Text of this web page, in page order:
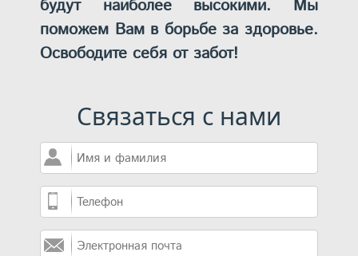
будут наиболее высокими. Мы
поможем Вам в борьбе за здоровье.
Освободите себя от забот!
Связаться с нами